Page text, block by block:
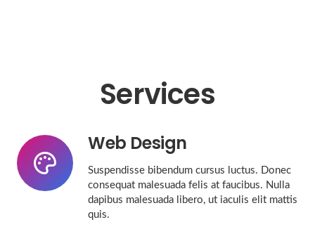
Services
Web Design
Suspendisse bibendum cursus luctus. Donec
consequat malesuada felis at faucibus. Nulla
dapibus malesuada libero, ut iaculis elit mattis
quis.